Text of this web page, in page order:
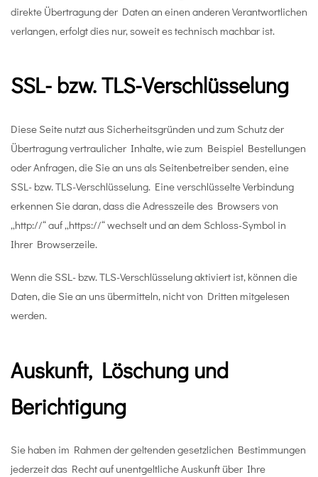
direkte Übertragung der Daten an einen anderen Verantwortlichen
verlangen, erfolgt dies nur, soweit es technisch machbar ist.
SSL- bzw. TLS-Verschlüsselung
Diese Seite nutzt aus Sicherheitsgründen und zum Schutz der
Übertragung vertraulicher Inhalte, wie zum Beispiel Bestellungen
oder Anfragen, die Sie an uns als Seitenbetreiber senden, eine
SSL- bzw. TLS-Verschlüsselung. Eine verschlüsselte Verbindung
erkennen Sie daran, dass die Adresszeile des Browsers von
„http://“ auf „https://“ wechselt und an dem Schloss-Symbol in
Ihrer Browserzeile.
Wenn die SSL- bzw. TLS-Verschlüsselung aktiviert ist, können die
Daten, die Sie an uns übermitteln, nicht von Dritten mitgelesen
werden.
Auskunft, Löschung und
Berichtigung
Sie haben im Rahmen der geltenden gesetzlichen Bestimmungen
jederzeit das Recht auf unentgeltliche Auskunft über Ihre